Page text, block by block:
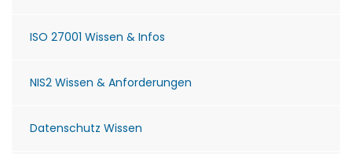
ISO 27001 Wissen & Infos
NIS2 Wissen & Anforderungen
Datenschutz Wissen